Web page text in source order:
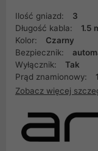
Ilość gniazd:
3
Długość kabla:
1.5
Kolor:
Czarny
Bezpiecznik:
Wyłącznik:
Tak
Prąd znamionowy:
Zobacz więcej